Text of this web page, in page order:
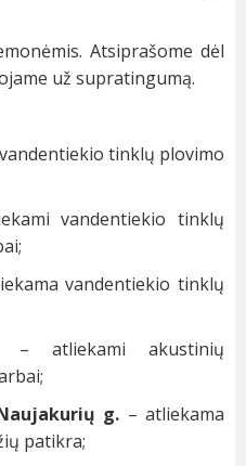
Atsiprašome dėl
už supratingumą.
tinklų plovimo
vandentiekio tinklų
vandentiekio tinklų
– atliekami akustinių
g. – atliekama
patikra;